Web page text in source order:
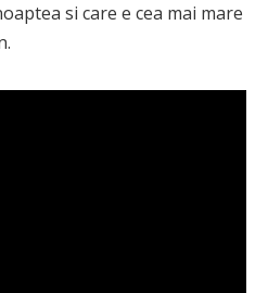
si care e cea mai mare